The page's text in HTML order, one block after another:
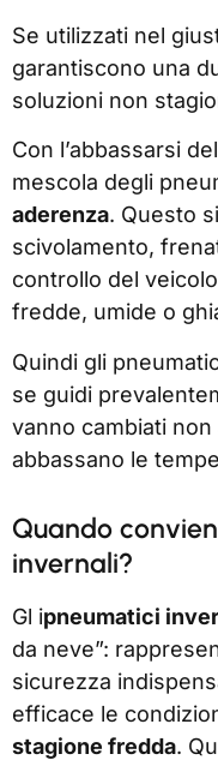
Se utilizzati nel
garantiscono una
soluzioni non
Con l’abbassarsi
mescola degli
aderenza. Questo
scivolamento,
controllo del
fredde, umide o
Quindi gli
se guidi
vanno cambiati non
abbassano le
Quando
invernali?
Gl ipneumatici
da neve”:
sicurezza
efficace le
stagione fredda.